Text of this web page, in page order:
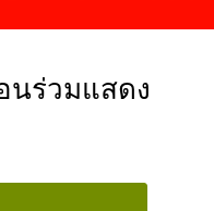
นร่วมแสดง